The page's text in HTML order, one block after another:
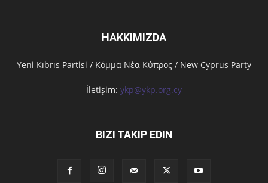
HAKKIMIZDA
Υeni Kıbrıs Partisi / Κόμμα Νέα Κύπρος / New Cyprus Party
İletişim: ykp@ykp.org.cy
BIZI TAKIP EDIN